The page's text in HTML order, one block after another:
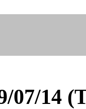
07/14